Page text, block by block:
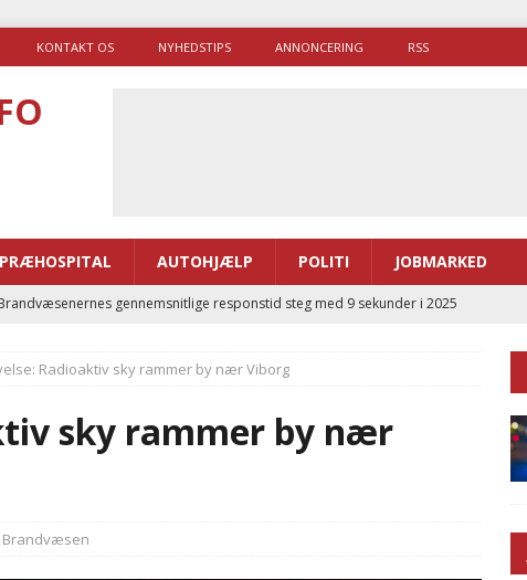
KONTAKT OS NYHEDSTIPS ANNONCERING RSS
PRÆHOSPITAL AUTOHJÆLP POLITI JOBMARKED
gennemsnitlige responstid steg med 9 sekunder i 2025
Udløb af sygetransporttilladelser kan sende 400.000 kørsler over
PRÆHOSPITAL
Ny ambulance og el-sygetransportvogn til Samsø
Radioaktiv sky rammer by nær Viborg
sky rammer by nær
Brandvæsen